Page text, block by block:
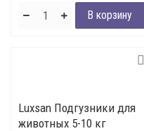
Luxsan Подгузники для
животных 5-10 кг